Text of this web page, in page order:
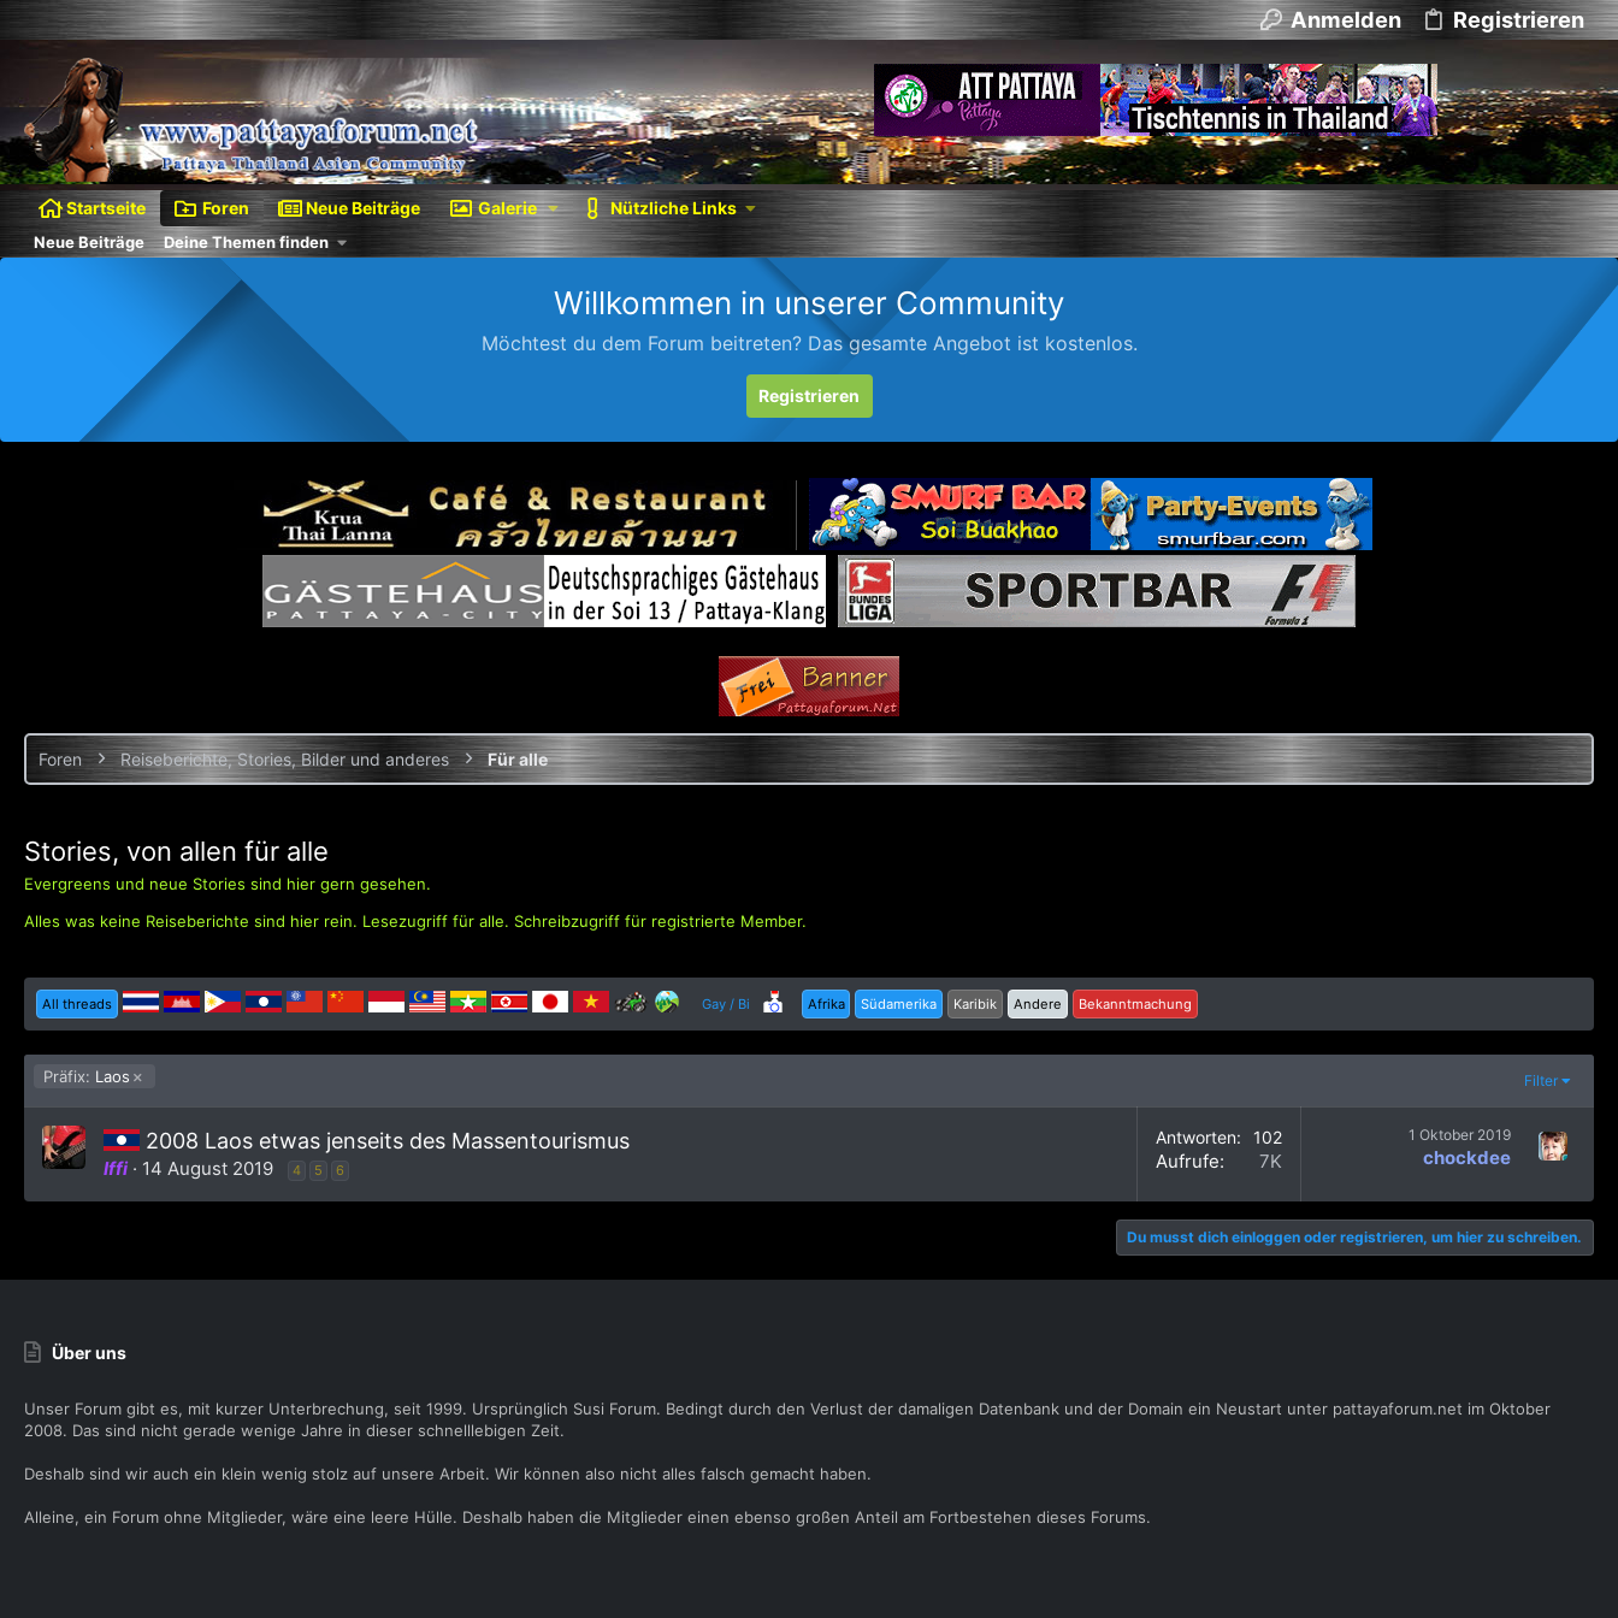
Anmelden Registrieren
Startseite Foren Neue Beiträge Galerie Nützliche Links
Neue Beiträge Deine Themen finden
Willkommen in unserer Community
Möchtest du dem Forum beitreten? Das gesamte Angebot ist kostenlos.
Registrieren
Foren Reiseberichte, Stories, Bilder und anderes Für alle
Stories, von allen für alle
Evergreens und neue Stories sind hier gern gesehen.
Alles was keine Reiseberichte sind hier rein. Lesezugriff für alle. Schreibzugriff für registrierte Member.
All threads Gay / Bi Afrika Südamerika Karibik Andere Bekanntmachung
Präfix: Laos Filter
2008 Laos etwas jenseits des Massentourismus
Iffi 14 August 2019 4 5 6
Antworten 102
Aufrufe 7K
1 Oktober 2019
chockdee
Du musst dich einloggen oder registrieren, um hier zu schreiben.
Über uns
Unser Forum gibt es, mit kurzer Unterbrechung, seit 1999. Ursprünglich Susi Forum. Bedingt durch den Verlust der damaligen Datenbank und der Domain ein Neustart unter pattayaforum.net im Oktober
2008. Das sind nicht gerade wenige Jahre in dieser schnelllebigen Zeit.
Deshalb sind wir auch ein klein wenig stolz auf unsere Arbeit. Wir können also nicht alles falsch gemacht haben.
Alleine, ein Forum ohne Mitglieder, wäre eine leere Hülle. Deshalb haben die Mitglieder einen ebenso großen Anteil am Fortbestehen dieses Forums.